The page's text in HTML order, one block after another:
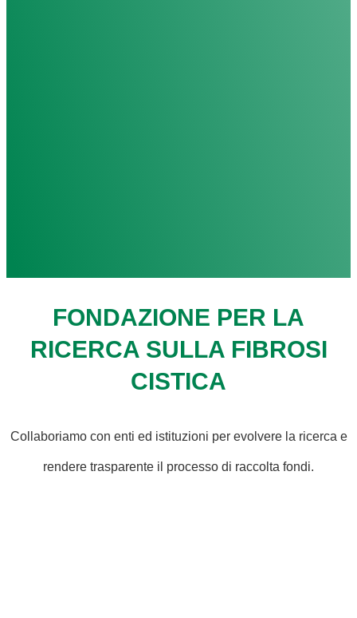
FONDAZIONE PER LA
RICERCA SULLA FIBROSI
CISTICA
Collaboriamo con enti ed istituzioni per evolvere la ricerca e
rendere trasparente il processo di raccolta fondi.